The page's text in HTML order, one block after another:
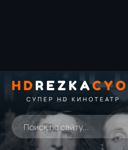
HDREZKA
СУПЕР HD КИНОТЕАТР